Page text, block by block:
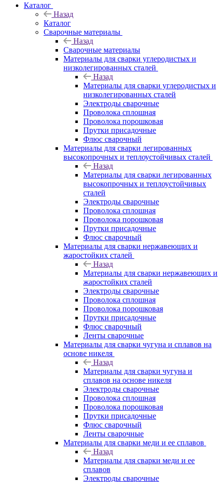
Каталог
Назад
Каталог
Сварочные материалы
Назад
Сварочные материалы
Материалы для сварки углеродистых и
низколегированных сталей
Назад
Материалы для сварки углеродистых и
низколегированных сталей
Электроды сварочные
Проволока сплошная
Проволока порошковая
Прутки присадочные
Флюс сварочный
Материалы для сварки легированных
высокопрочных и теплоустойчивых сталей
Назад
Материалы для сварки легированных
высокопрочных и теплоустойчивых
сталей
Электроды сварочные
Проволока сплошная
Проволока порошковая
Прутки присадочные
Флюс сварочный
Материалы для сварки нержавеющих и
жаростойких сталей
Назад
Материалы для сварки нержавеющих и
жаростойких сталей
Электроды сварочные
Проволока сплошная
Проволока порошковая
Прутки присадочные
Флюс сварочный
Ленты сварочные
Материалы для сварки чугуна и сплавов на
основе никеля
Назад
Материалы для сварки чугуна и
сплавов на основе никеля
Электроды сварочные
Проволока сплошная
Проволока порошковая
Прутки присадочные
Флюс сварочный
Ленты сварочные
Материалы для сварки меди и ее сплавов
Назад
Материалы для сварки меди и ее
сплавов
Электроды сварочные